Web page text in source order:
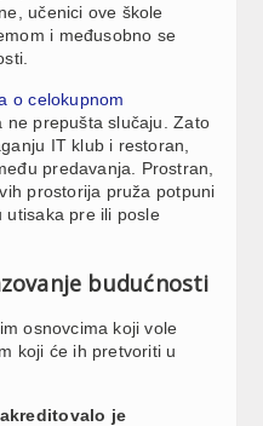
učenici ove škole
i međusobno se
o celokupnom
ne prepušta slučaju. Zato
IT klub i restoran,
predavanja. Prostran,
prostorija pruža potpuni
utisaka pre ili posle
budućnosti
osnovcima koji vole
koji će ih pretvoriti u
je